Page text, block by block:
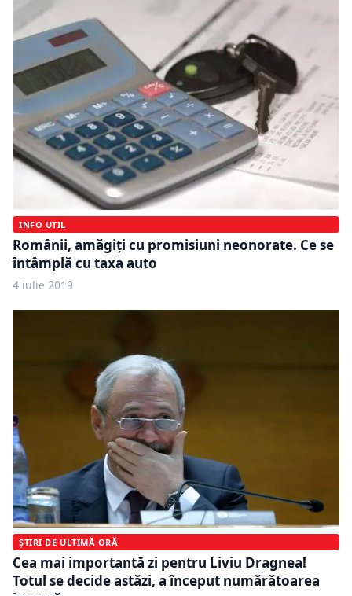
INFO UTIL
Românii, amăgiți cu promisiuni neonorate. Ce se
întâmplă cu taxa auto
4 iulie 2019
ȘTIRI DE ULTIMĂ ORĂ
Cea mai importantă zi pentru Liviu Dragnea!
Totul se decide astăzi, a început numărătoarea